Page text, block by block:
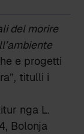
del morire
e progetti
titulli i
nga L.
Bolonja